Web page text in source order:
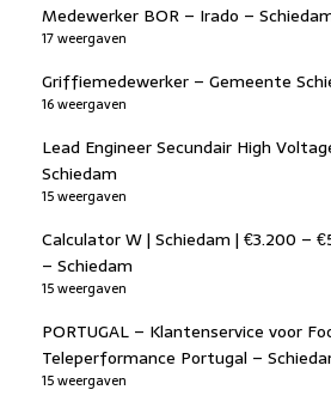
Medewerker BOR – Irado –
17 weergaven
Griffiemedewerker – Gemeente
16 weergaven
Lead Engineer Secundair High
Schiedam
15 weergaven
Calculator W | Schiedam | €3.200 –
– Schiedam
15 weergaven
PORTUGAL – Klantenservice voor
Teleperformance Portugal –
15 weergaven